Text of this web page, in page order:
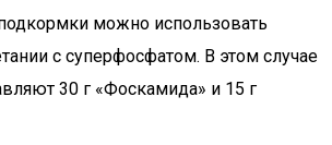
можно использовать
с суперфосфатом. В этом случае
30 г «Фоскамида» и 15 г